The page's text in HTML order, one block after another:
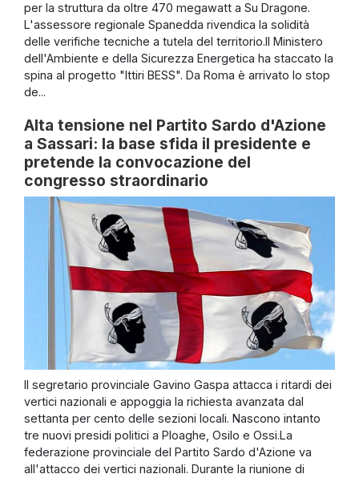
per la struttura da oltre 470 megawatt a Su Dragone.
L'assessore regionale Spanedda rivendica la solidità
delle verifiche tecniche a tutela del territorio.Il Ministero
dell'Ambiente e della Sicurezza Energetica ha staccato la
spina al progetto "Ittiri BESS". Da Roma è arrivato lo stop
de...
Alta tensione nel Partito Sardo d'Azione
a Sassari: la base sfida il presidente e
pretende la convocazione del
congresso straordinario
Il segretario provinciale Gavino Gaspa attacca i ritardi dei
vertici nazionali e appoggia la richiesta avanzata dal
settanta per cento delle sezioni locali. Nascono intanto
tre nuovi presidi politici a Ploaghe, Osilo e Ossi.La
federazione provinciale del Partito Sardo d'Azione va
all'attacco dei vertici nazionali. Durante la riunione di